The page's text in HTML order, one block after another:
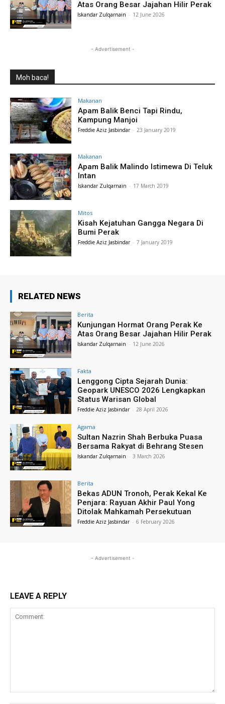
Atas Orang Besar Jajahan Hilir Perak
Iskandar Zulqarnain - 12 June 2026
- Advertisement -
Moh baca!
Makanan
Apam Balik Benci Tapi Rindu,
Kampung Manjoi
Freddie Aziz Jasbindar - 23 January 2019
Makanan
Apam Balik Malindo Istimewa Di Teluk
Intan
Iskandar Zulqarnain - 17 March 2019
Mitos
Kisah Kejatuhan Gangga Negara Di
Bumi Perak
Freddie Aziz Jasbindar - 7 January 2019
RELATED NEWS
Berita
Kunjungan Hormat Orang Perak Ke
Atas Orang Besar Jajahan Hilir Perak
Iskandar Zulqarnain - 12 June 2026
Fakta
Lenggong Cipta Sejarah Dunia:
Geopark UNESCO 2026 Lengkapkan
Status Warisan Global
Freddie Aziz Jasbindar - 28 April 2026
Agama
Sultan Nazrin Shah Berbuka Puasa
Bersama Rakyat di Behrang Stesen
Iskandar Zulqarnain - 3 March 2026
Berita
Bekas ADUN Tronoh, Perak Kekal Ke
Penjara: Rayuan Akhir Paul Yong
Ditolak Mahkamah Persekutuan
Freddie Aziz Jasbindar - 6 February 2026
- Advertisement -
LEAVE A REPLY